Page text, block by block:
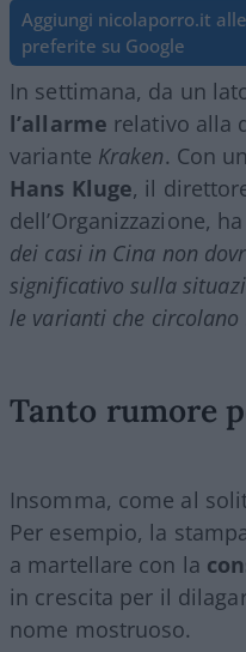
Aggiungi nicolaporro.it
preferite su Google
In settimana, da un
l’allarme relativo alla
variante Kraken. Con
Hans Kluge, il
dell’Organizzazione,
dei casi in Cina non
significativo sulla
le varianti che
Tanto rumore
Insomma, come al
Per esempio, la
a martellare con la
in crescita per il
nome mostruoso.